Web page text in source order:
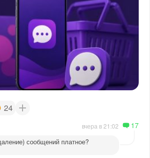
24
вчера в 21:02 17
сообщений платное?